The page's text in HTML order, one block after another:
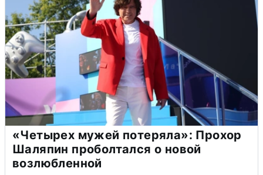
«Четырех мужей потеряла»: Прохор
Шаляпин проболтался о новой
возлюбленной